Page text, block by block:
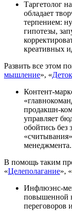
Таргетолог
обладает
терпением:
гипотезы,
креативных
Развить все этом
мышление», «
Контент-
продакшн-
управляет
обойтись без
менеджмента.
В помощь таким
«Целеполагание», «
Инфлюэнс-
повышенной
переговоров